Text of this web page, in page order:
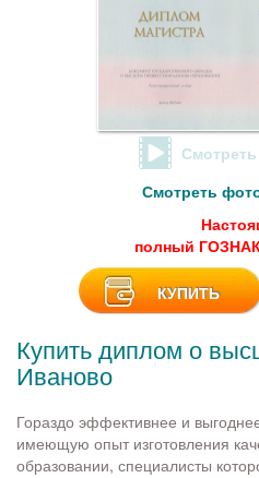
Смотреть
полный
КУПИТЬ
Купить диплом о
Иваново
Гораздо эффективнее и
имеющую опыт изготовления
образовании, специалисты